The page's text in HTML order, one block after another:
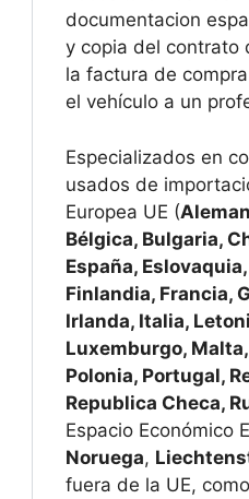
documentacion
y copia del contrato
la factura de
el vehículo a un
Especializados en
usados de
Europea UE (
Bélgica, Bulgaria,
España,
Finlandia, Francia,
Irlanda, Italia,
Luxemburgo,
Polonia, Portugal,
Republica Checa,
Espacio Económico
Noruega,
fuera de la UE,